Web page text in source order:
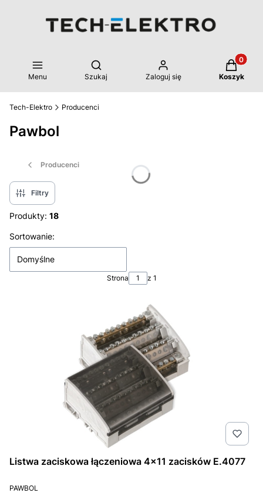
Menu
Otwórz wyszukiwarkę
Szukaj Zaloguj się Koszyk
Tech-Elektro Producenci
Pawbol
Producenci
Filtry
Produkty: 18
Lista produktów
Sortowanie:
Domyślne
Strona z 1
Listwa zaciskowa łączeniowa 4x11 zacisków E.4077
PRODUCENT
PAWBOL